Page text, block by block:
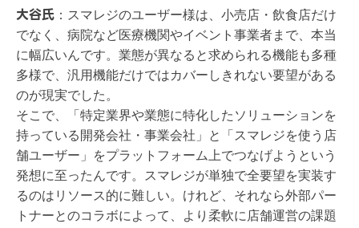
大谷氏 ： スマレジのユーザー様は、小売店・飲食店だけ
でなく、病院など医療機関やイベント事業者まで、本当
に幅広いんです。業態が異なると求められる機能も多種
多様で、汎用機能だけではカバーしきれない要望がある
のが現実でした。
そこで、「特定業界や業態に特化したソリューションを
持っている開発会社・事業会社」と「スマレジを使う店
舗ユーザー」をプラットフォーム上でつなげようという
発想に至ったんです。スマレジが単独で全要望を実装す
るのはリソース的に難しい。けれど、それなら外部パー
トナーとのコラボによって、より柔軟に店舗運営の課題